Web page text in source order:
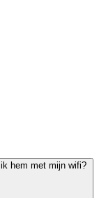
hem met mijn wifi?